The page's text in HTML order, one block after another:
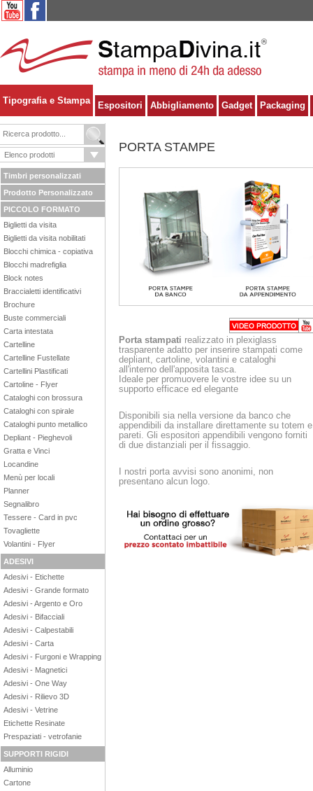
Tipografia e Stampa Espositori Abbigliamento Gadget Packaging
Timbri personalizzati
Prodotto Personalizzato
PICCOLO FORMATO
Biglietti da visita
Biglietti da visita nobilitati
Blocchi chimica - copiativa
Blocchi madrefiglia
Block notes
Braccialetti identificativi
Brochure
Buste commerciali
Carta intestata
Cartelline
Cartelline Fustellate
Cartellini Plastificati
Cartoline - Flyer
Cataloghi con brossura
Cataloghi con spirale
Cataloghi punto metallico
Depliant - Pieghevoli
Gratta e Vinci
Locandine
Menù per locali
Planner
Segnalibro
Tessere - Card in pvc
Tovagliette
Volantini - Flyer
ADESIVI
Adesivi - Etichette
Adesivi - Grande formato
Adesivi - Argento e Oro
Adesivi - Bifacciali
Adesivi - Calpestabili
Adesivi - Carta
Adesivi - Furgoni e Wrapping
Adesivi - Magnetici
Adesivi - One Way
Adesivi - Rilievo 3D
Adesivi - Vetrine
Etichette Resinate
Prespaziati - vetrofanie
SUPPORTI RIGIDI
Alluminio
Cartone
PORTA STAMPE
Porta stampati realizzato in plexiglass
trasparente adatto per inserire stampati come
depliant, cartoline, volantini e cataloghi
all'interno dell'apposita tasca.
Ideale per promuovere le vostre idee su un
supporto efficace ed elegante
Disponibili sia nella versione da banco che
appendibili da installare direttamente su totem e
pareti. Gli espositori appendibili vengono forniti
di due distanziali per il fissaggio.
I nostri porta avvisi sono anonimi, non
presentano alcun logo.